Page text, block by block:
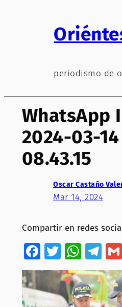
periodismo de
WhatsApp
2024-03-
08.43.15
Oscar Castaño
Mar 14, 2024
Compartir en redes
Facebook
Twitter